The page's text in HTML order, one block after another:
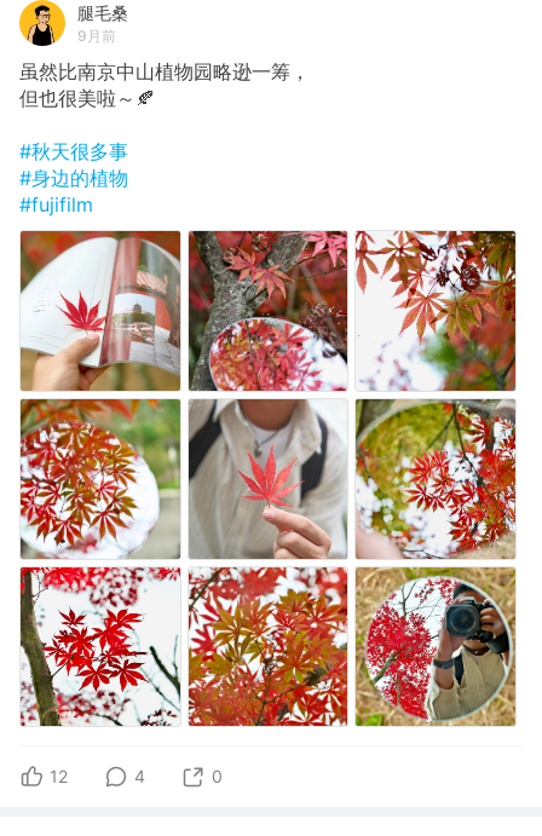
腿毛桑
9月前
虽然比南京中山植物园略逊一筹，
但也很美啦～🍂
#秋天很多事
#身边的植物
#fujifilm
12 4 0